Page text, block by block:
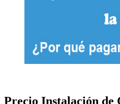
Precio Instalación de